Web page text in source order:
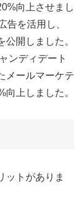
向上させまし
告を活用し、
開しました。
ンディデート
メールマーケテ
上しました。
ットがありま